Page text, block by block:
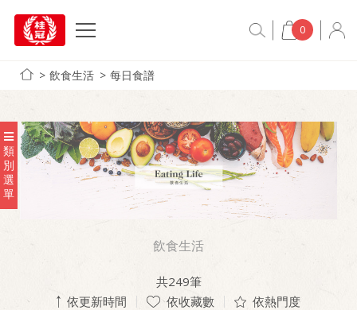
0
飲食生活 每日食譜
類
別
選
單
飲食生活
共249筆
依更新時間
依收藏數 依熱門度